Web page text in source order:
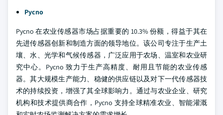
Pycno
Pycno 在农业传感器市场占据重要的 10.3% 份额，得益于其在
先进传感器创新和制造方面的领导地位。该公司专注于生产土
壤、水、光学和气候传感器，广泛应用于农场、温室和农业研
究中心。Pycno 致力于生产高精度、耐用且节能的农业传感
器。其大规模生产能力、稳健的供应链以及对下一代传感器技
术的持续投资，增强了其全球影响力。通过与农业企业、研究
机构和技术提供商合作，Pycno 支持全球精准农业、智能灌溉